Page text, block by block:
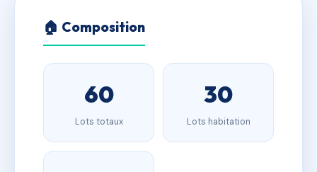
🏠 Composition
60
Lots totaux
30
Lots habitation